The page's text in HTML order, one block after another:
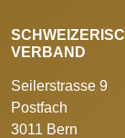
VERBAND
Seilerstrasse 9
Postfach
3011 Bern